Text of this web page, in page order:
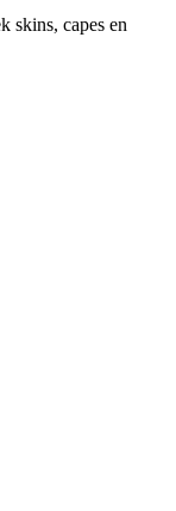
skins, capes en